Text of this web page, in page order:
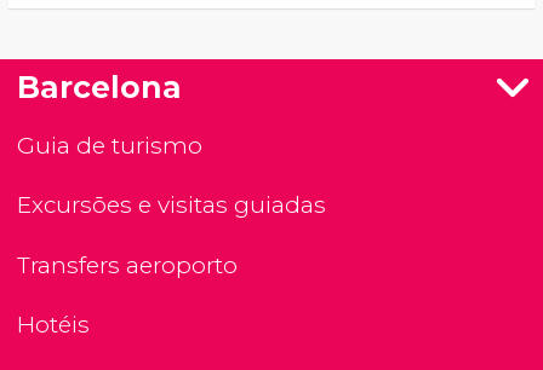
Barcelona
Guia de turismo
Excursões e visitas guiadas
Transfers aeroporto
Hotéis